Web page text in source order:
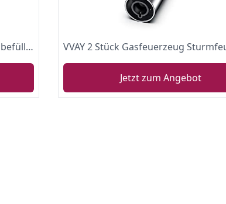
TOM 50 Elektro-Feuerzeuge mit Gas befüllt – nachfüllbar – 50 Stück im Set – 5 Farben in praktischem Display – Gasfeuerzeug
Jetzt zum Angebot